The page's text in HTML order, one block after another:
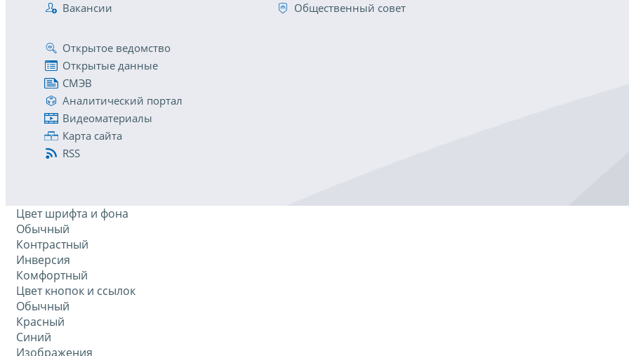
Вакансии
Общественный совет
Открытое ведомство
Открытые данные
СМЭВ
Аналитический портал
Видеоматериалы
Карта сайта
RSS
Цвет шрифта и фона
Обычный
Контрастный
Инверсия
Комфортный
Цвет кнопок и ссылок
Обычный
Красный
Синий
Изображения